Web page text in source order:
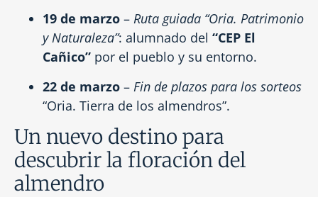
19 de marzo – Ruta guiada “Oria. Patrimonio
y Naturaleza”: alumnado del “CEP El
Cañico” por el pueblo y su entorno.
22 de marzo – Fin de plazos para los sorteos
“Oria. Tierra de los almendros”.
Un nuevo destino para
descubrir la floración del
almendro